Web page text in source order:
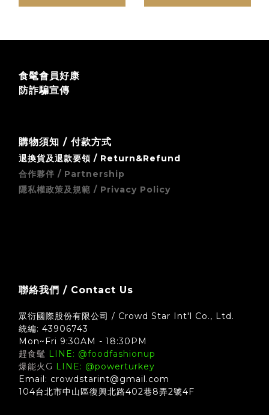
食髦會員好康
防詐騙宣傳
購物須知 / 付款方式
退換貨及退款要領 / Return&Refund
合作夥伴 / Partnership
隱私權政策及規範 / Privacy Policy
聯絡我們 / Contact Us
眾衍國際股份有限公司 / Crowd Star Int'l Co., Ltd.
統編: 43906743
Mon~Fri 9:30AM - 18:30PM
趕食髦 LINE: @foodfashionup
爆能火G LINE: @powerturkey
Email: crowdstarint@gmail.com
104台北市中山區復興北路402巷8弄2號4F